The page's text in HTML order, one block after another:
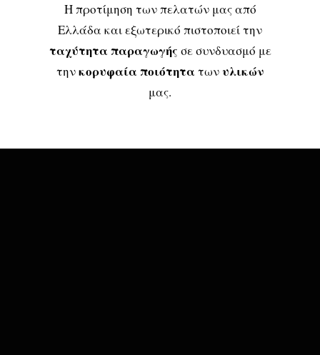
Η προτίμηση των πελατών μας από
Ελλάδα και εξωτερικό πιστοποιεί την
ταχύτητα παραγωγής σε συνδυασμό με
τηνκορυφαία ποιότητατωνυλικών
μας.